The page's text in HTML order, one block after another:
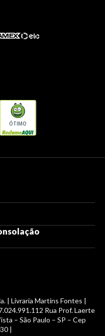
ÓTIMO
| Livraria Martins Fontes |
Rua Prof. Laerte
– São Paulo – SP – Cep
|